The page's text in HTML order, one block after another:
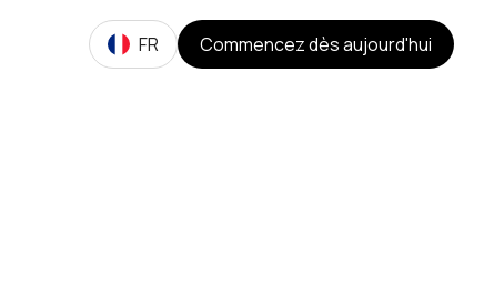
FR
Commencez dès aujourd'hui